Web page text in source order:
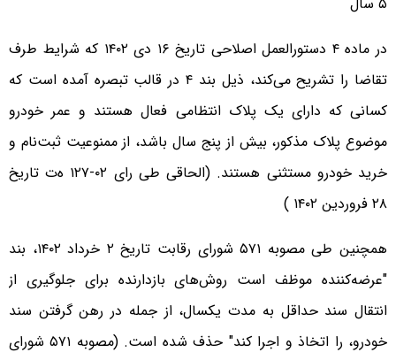
در ماده ۴ دستورالعمل اصلاحی تاریخ ۱۶ دی ۱۴۰۲ که شرایط طرف
تقاضا را تشریح می‌کند، ذیل بند ۴ در قالب تبصره آمده است که
کسانی که دارای یک پلاک انتظامی فعال هستند و عمر خودرو
موضوع پلاک مذکور، بیش از پنج سال باشد، از ممنوعیت ثبت‌نام و
خرید خودرو مستثنی هستند. (الحاقی طی رای ۰۲-۱۲۷ ه‌ت تاریخ
۲۸ فروردین ۱۴۰۲ )
همچنین طی مصوبه ۵۷۱ شورای رقابت تاریخ ۲ خرداد ۱۴۰۲، بند
"عرضه‌کننده موظف است روش‌های بازدارنده برای جلوگیری از
انتقال سند حداقل به مدت یکسال، از جمله در رهن گرفتن سند
خودرو، را اتخاذ و اجرا کند" حذف شده است. (مصوبه ۵۷۱ شورای